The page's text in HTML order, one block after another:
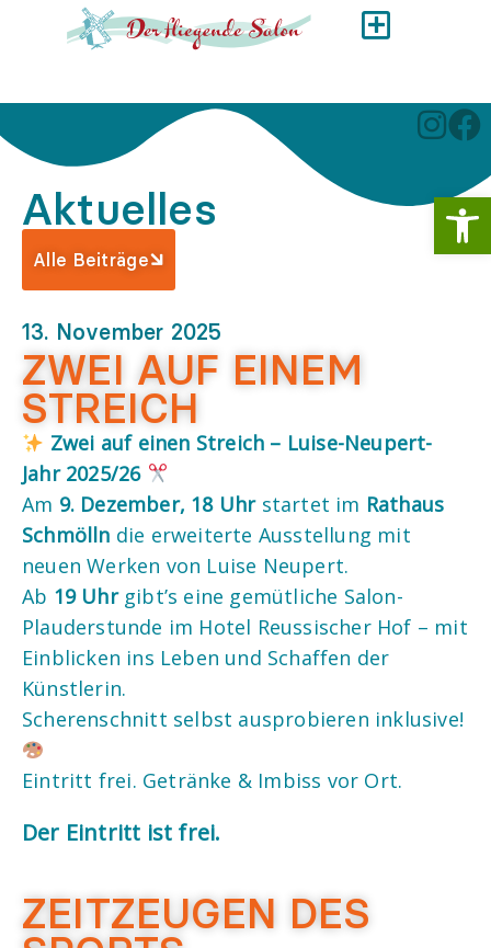
Aktuelles
Alle Beiträge
13. November 2025
ZWEI AUF EINEM
STREICH
Zwei auf einen Streich – Luise-Neupert-
Jahr 2025/26
Am 9. Dezember, 18 Uhrstartet im Rathaus
Schmölln die erweiterte Ausstellung mit
neuen Werken von Luise Neupert.
Ab 19 Uhrgibt’s eine gemütliche Salon-
Plauderstunde im Hotel Reussischer Hof – mit
Einblicken ins Leben und Schaffen der
Künstlerin.
Scherenschnitt selbst ausprobieren inklusive!
Eintritt frei. Getränke & Imbiss vor Ort.
Der Eintritt ist frei.
ZEITZEUGEN DES